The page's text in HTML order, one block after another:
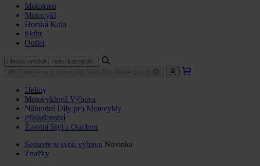
Motokros
Motocykl
Horská Kola
Skútr
Outlet
Helmy
Motocyklová Výbava
Náhradní Díly pro Motocykly
Příslušenství
Životní Styl a Outdoor
Sestavte si svou výbavu Novinka
Značky